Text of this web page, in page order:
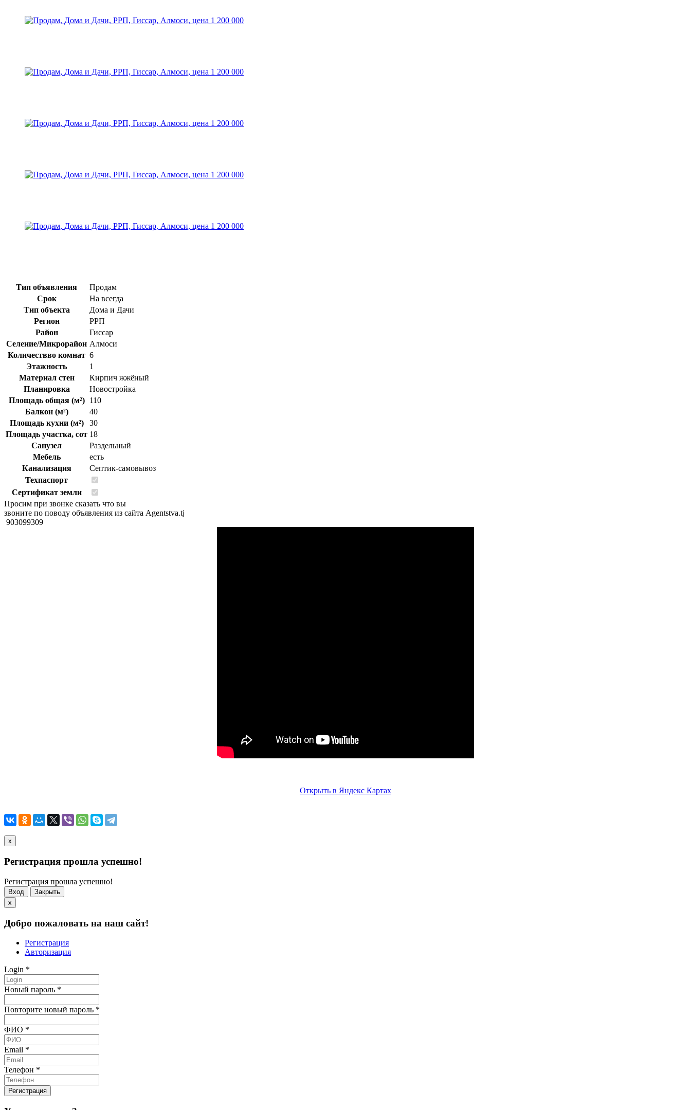
Тип объявления
Продам
Срок
На всегда
Тип объекта
Дома и Дачи
Регион
РРП
Район
Гиссар
Селение/Микрорайон Алмоси
Количествво комнат 6
Этажность
1
Материал стен
Кирпич жжёный
Планировка
Новостройка
Площадь общая (м²)
110
Балкон (м²)
40
Площадь кухни (м²)
30
Площадь участка, сот 18
Санузел
Раздельный
Мебель
есть
Канализация
Септик-самовывоз
Техпаспорт
Сертификат земли
Просим при звонке сказать что вы
звоните по поводу объявления из сайта Agentstva.tj
903099309
Открыть в Яндекс Картах
x
Регистрация прошла успешно!
Регистрация прошла успешно!
Вход
Закрыть
x
Добро пожаловать на наш сайт!
Регистрация
Авторизация
Login *
Новый пароль *
Повторите новый пароль *
ФИО *
Email *
Телефон *